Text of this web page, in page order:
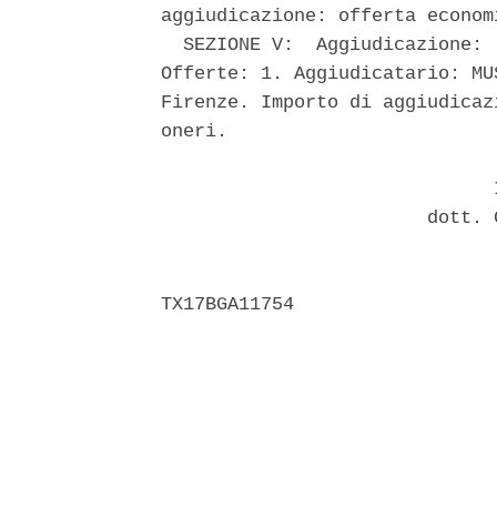
aggiudicazione: offerta
SEZIONE V:  Aggiudicazione:
Offerte: 1. Aggiudicatario:
Firenze. Importo di
oneri.